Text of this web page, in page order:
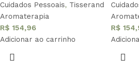
Cuidados Pessoais, Tisserand
Aromaterapia
R$ 154,96
Adicionar ao carrinho
R$